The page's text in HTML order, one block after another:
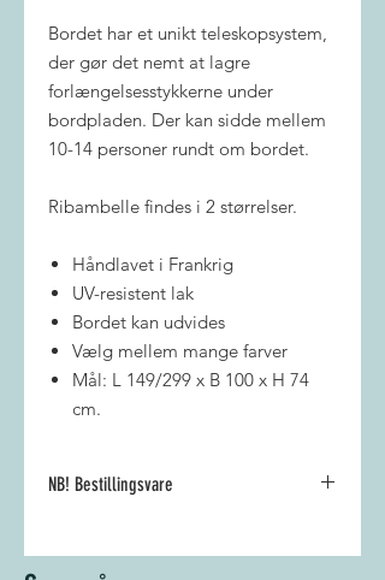
Bordet har et unikt teleskopsystem,
der gør det nemt at lagre
forlængelsesstykkerne under
bordpladen. Der kan sidde mellem
10-14 personer rundt om bordet.
Ribambelle findes i 2 størrelser.
Håndlavet i Frankrig
UV-resistent lak
Bordet kan udvides
Vælg mellem mange farver
Mål: L 149/299 x B 100 x H 74
cm.
NB! Bestillingsvare
denne varer. Vi bestiller den hjem fra